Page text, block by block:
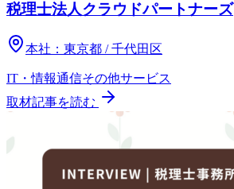
税理士法人クラウドパートナーズ
本社： 東京都 / 千代田区
IT・情報通信その他サービス
取材記事を読む